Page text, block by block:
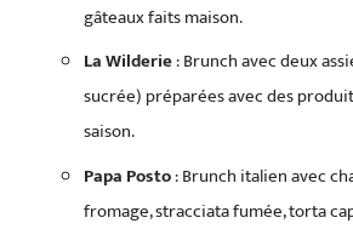
gâteaux faits maison.
La Wilderie: Brunch avec deux
sucrée) préparées avec des
saison.
Papa Posto: Brunch italien avec
fromage, stracciata fumée, torta